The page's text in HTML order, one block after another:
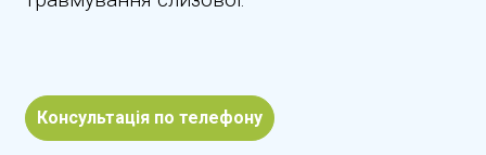
Консультація по телефону